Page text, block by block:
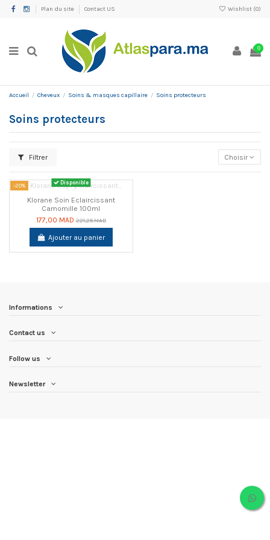
Plan du site Contact US Wishlist (0)
0
Accueil Cheveux Soins & masques capillaire Soins protecteurs
Soins protecteurs
Filtrer Choisir
-20% Disponible
Klorane Soin Eclaircissant
Camomille 100ml
177,00 MAD 221,25 MAD
Ajouter au panier
Informations
Contact us
Follow us
Newsletter